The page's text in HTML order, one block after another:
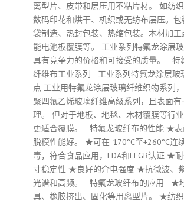
离型片、皮带和层压用不粘片材。 如纺
数码印花和烘干、机织或无纺布层压。
袋制造、热封包装、热缩包装。木材加工
能电池板覆膜等。 工业系列特氟龙涂层
具有竞争力的价格和可接受的质量。 特
纤维布工业系列 工业系列特氟龙涂层玻
点 工业用特氟龙涂层玻璃纤维织物系列
聚四氟乙烯玻璃纤维高级系列，且表面
理。 但对于地板、地毯、木材覆膜等行
更适合覆膜。 特氟龙玻纤布的性能 ★表
脱模性能好。 ★可在-170°C至+260°C连
毒，符合食品应用，FDA和LFGB认证 ★
寸稳定性 ★良好的介电强度 ★抗微波、
光谱和高频。 特氟龙玻纤布的应用 ★
具、橡胶挤出、固化等用离型片。 ★纺